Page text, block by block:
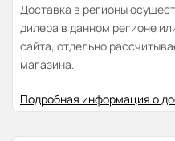
Доставка в регионы
дилера в данном регионе
сайта, отдельно
магазина.
Подробная информация о